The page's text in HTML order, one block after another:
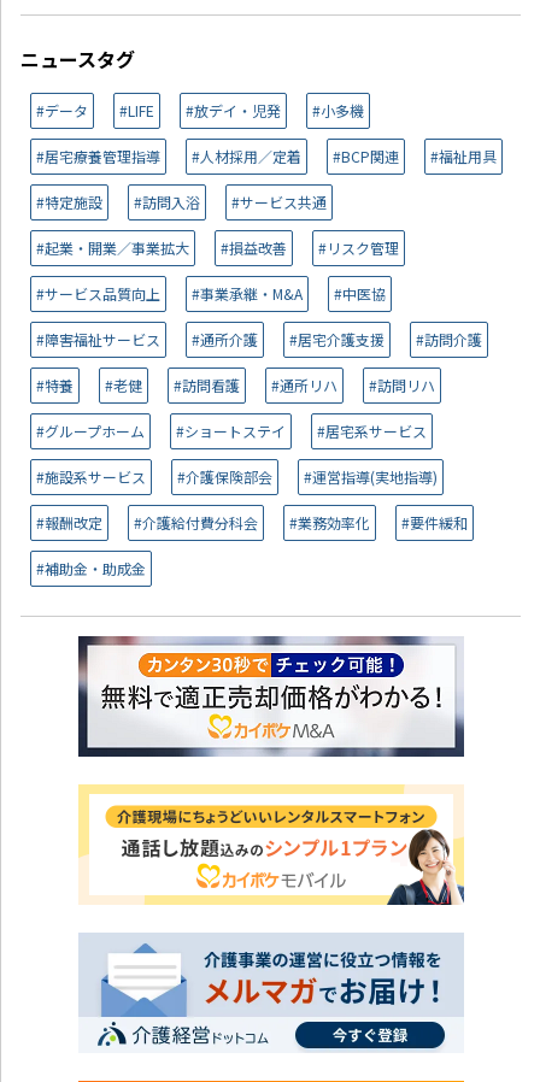
ニュースタグ
#データ #LIFE #放デイ・児発 #小多機
#居宅療養管理指導 #人材採用／定着 #BCP関連 #福祉用具
#特定施設 #訪問入浴 #サービス共通
#起業・開業／事業拡大 #損益改善 #リスク管理
#サービス品質向上 #事業承継・M&A #中医協
#障害福祉サービス #通所介護 #居宅介護支援 #訪問介護
#特養 #老健 #訪問看護 #通所リハ #訪問リハ
#グループホーム #ショートステイ #居宅系サービス
#施設系サービス #介護保険部会 #運営指導(実地指導)
#報酬改定 #介護給付費分科会 #業務効率化 #要件緩和
#補助金・助成金